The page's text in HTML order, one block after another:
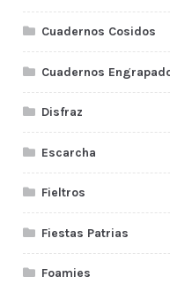
Cuadernos Cosidos
Cuadernos
Disfraz
Escarcha
Fieltros
Fiestas Patrias
Foamies